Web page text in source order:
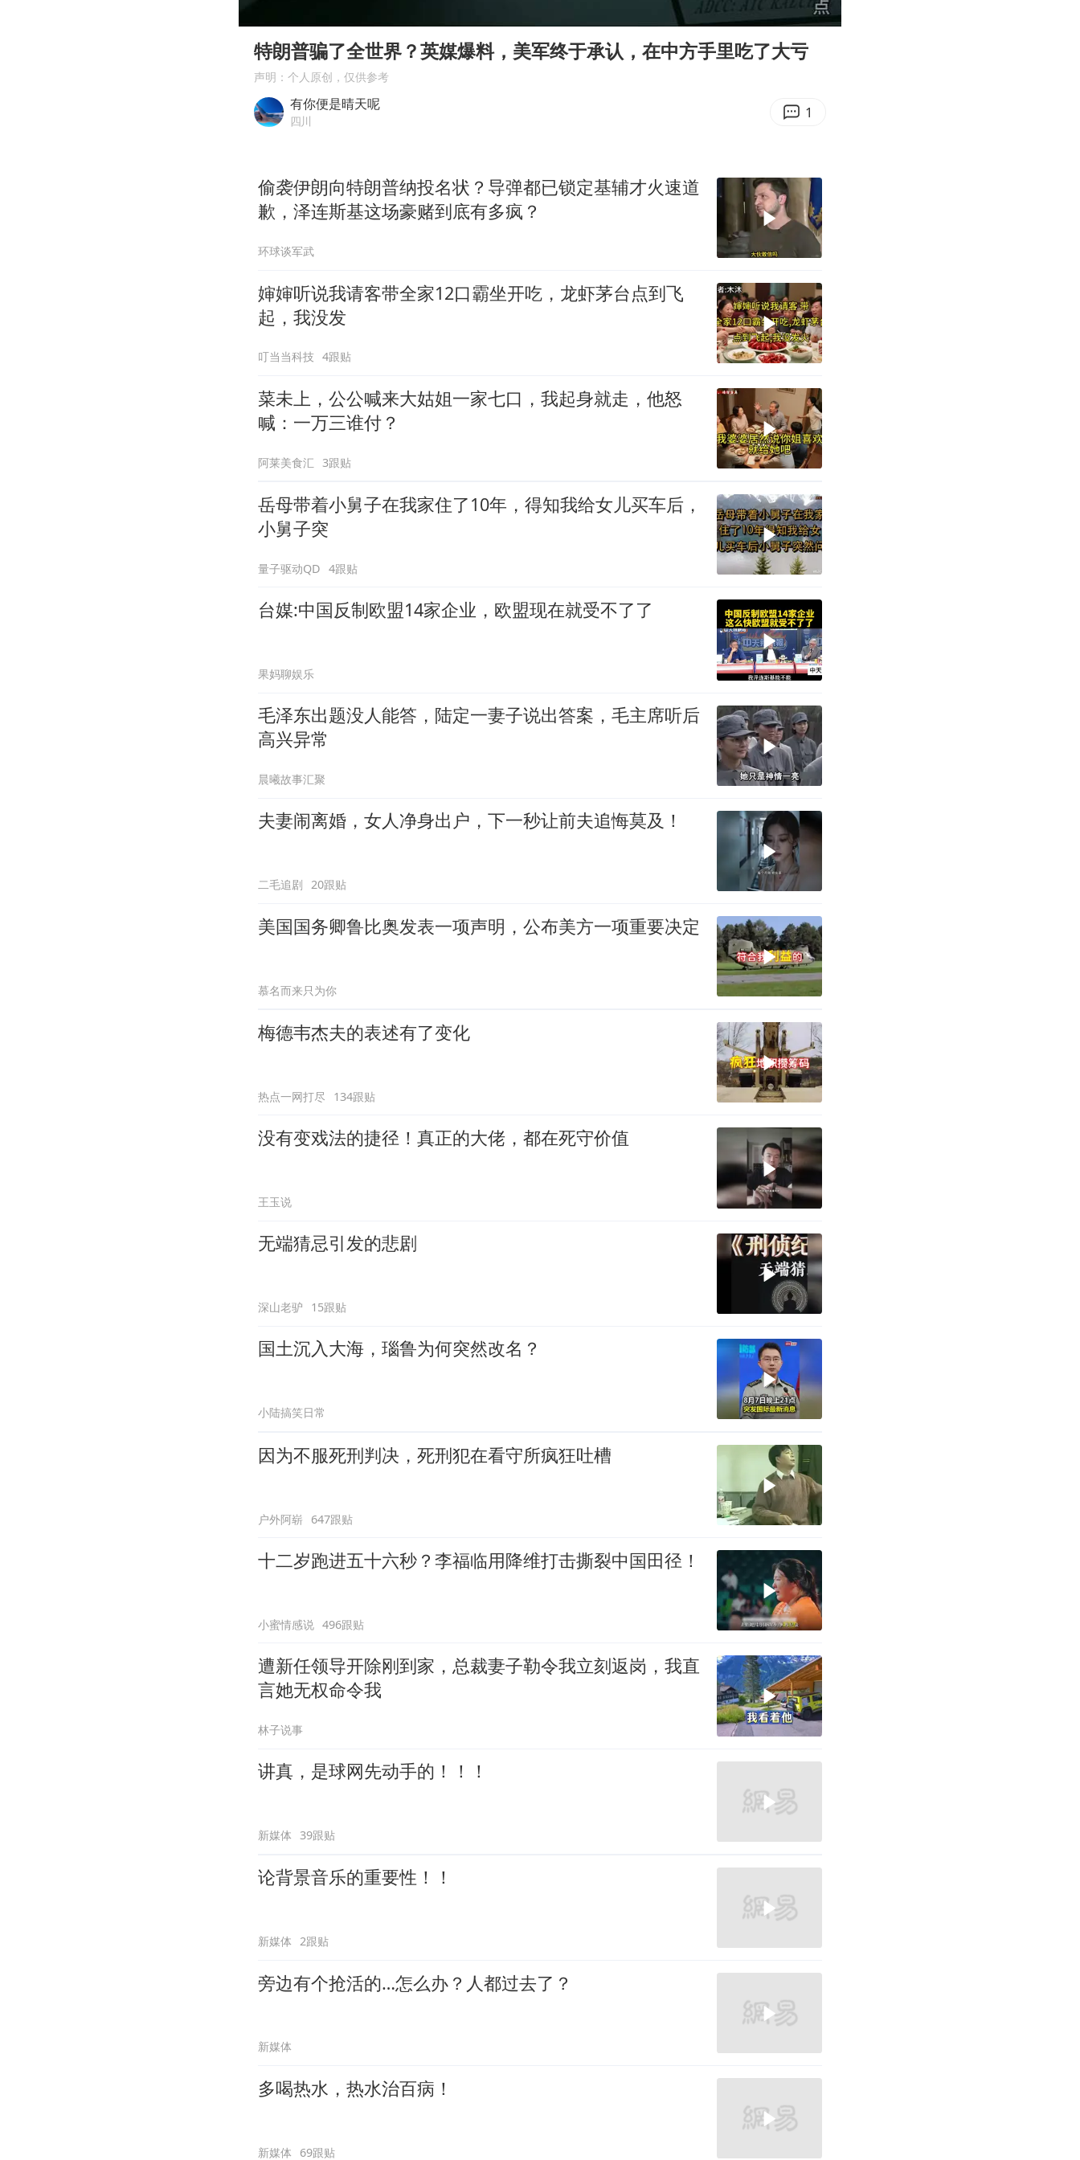
22岁女生独闯南太行失联12天
新疆沙雅县发生4.5级地震
“准2万亿”之城点名支持三所大学
Enter
特朗普骗了全世界？英媒爆料，美军终于承认，在中方手里吃了大亏
声明：个人原创，仅供参考
有你便是晴天呢
四川 1
偷袭伊朗向特朗普纳投名状？导弹都已锁定基辅才火速道
歉，泽连斯基这场豪赌到底有多疯？
环球谈军武
婶婶听说我请客带全家12口霸坐开吃，龙虾茅台点到飞
起，我没发
叮当当科技 4跟贴
菜未上，公公喊来大姑姐一家七口，我起身就走，他怒
喊：一万三谁付？
阿莱美食汇 3跟贴
岳母带着小舅子在我家住了10年，得知我给女儿买车后，
小舅子突
量子驱动QD 4跟贴
台媒:中国反制欧盟14家企业，欧盟现在就受不了了
果妈聊娱乐
毛泽东出题没人能答，陆定一妻子说出答案，毛主席听后
高兴异常
晨曦故事汇聚
夫妻闹离婚，女人净身出户，下一秒让前夫追悔莫及！
二毛追剧 20跟贴
美国国务卿鲁比奥发表一项声明，公布美方一项重要决定
慕名而来只为你
梅德韦杰夫的表述有了变化
热点一网打尽 134跟贴
没有变戏法的捷径！真正的大佬，都在死守价值
王玉说
无端猜忌引发的悲剧
深山老驴 15跟贴
国土沉入大海，瑙鲁为何突然改名？
小陆搞笑日常
因为不服死刑判决，死刑犯在看守所疯狂吐槽
户外阿崭 647跟贴
十二岁跑进五十六秒？李福临用降维打击撕裂中国田径！
小蜜情感说 496跟贴
遭新任领导开除刚到家，总裁妻子勒令我立刻返岗，我直
言她无权命令我
林子说事
讲真，是球网先动手的！！！
新媒体 39跟贴
论背景音乐的重要性！！
新媒体 2跟贴
旁边有个抢活的…怎么办？人都过去了？
新媒体
多喝热水，热水治百病！
新媒体 69跟贴